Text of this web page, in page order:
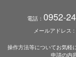
電話： 0952-
メールアドレス :
操作方法等についてお気軽
申請の内